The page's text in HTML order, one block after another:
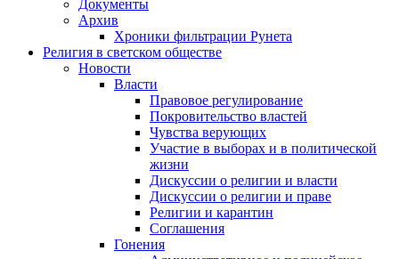
Документы
Архив
Хроники фильтрации Рунета
Религия в светском обществе
Новости
Власти
Правовое регулирование
Покровительство властей
Чувства верующих
Участие в выборах и в политической
жизни
Дискуссии о религии и власти
Дискуссии о религии и праве
Религии и карантин
Соглашения
Гонения